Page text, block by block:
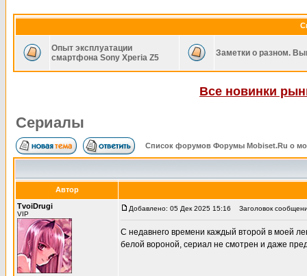
Опыт эксплуатации
смартфона Sony Xperia Z5
Заметки о разном.
Все новинки
Сериалы
Список форумов Форумы Mobiset.Ru о
Автор
TvoiDrugi
VIP
Добавлено: 05 Дек 2025 15:16 Заголовок
С недавнего времени каждый второй в моей
белой вороной, сериал не смотрен и даже